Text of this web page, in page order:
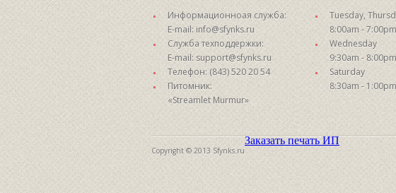
Информационноая служба:
E-mail: info@sfynks.ru
Служба техподдержки:
E-mail: support@sfynks.ru
Телефон: (843) 520 20 54
Питомник:
«Streamlet Murmur»
Tuesday,
8:00am - 7:00pm
Wednesday
9:30am - 8:00pm
Saturday
8:30am - 1:00pm
Copyright © 2013 Sfynks.ru
Заказать печать ИП